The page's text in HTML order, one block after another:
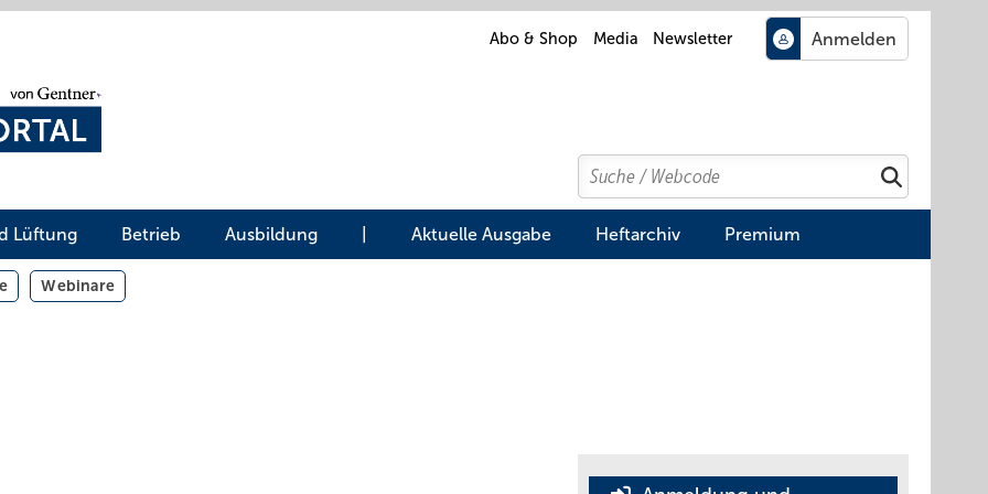
Abo & Shop Media Newsletter
Search
Suchen
Lüftung Betrieb Ausbildung Aktuelle Ausgabe Heftarchiv Premium
Webinare